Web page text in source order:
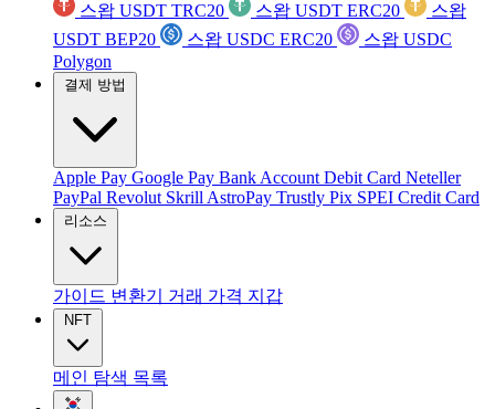
스왑 USDT TRC20
스왑 USDT ERC20
스왑
USDT BEP20
스왑 USDC ERC20
스왑 USDC
Polygon
결제 방법
Apple Pay Google Pay Bank Account Debit Card Neteller
PayPal Revolut Skrill AstroPay Trustly Pix SPEI Credit Card
리소스
가이드 변환기 거래 가격 지갑
NFT
메인 탐색 목록